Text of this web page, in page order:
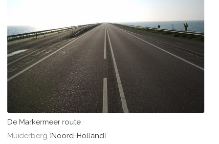
De Markermeer route
Muiderberg (Noord-Holland)